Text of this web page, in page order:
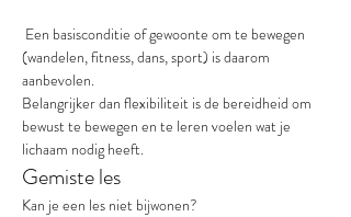
Een basisconditie of gewoonte om te bewegen
(wandelen, fitness, dans, sport) is daarom
aanbevolen.
Belangrijker dan flexibiliteit is de bereidheid om
bewust te bewegen en te leren voelen wat je
lichaam nodig heeft.
Gemiste les
Kan je een les niet bijwonen?